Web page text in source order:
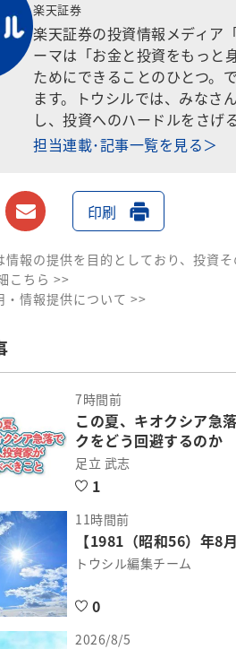
楽天証券
楽天証券の投資情報メディア
ーマは「お金と投資をもっと
ためにできることのひとつ。
ます。トウシルでは、みなさ
し、投資へのハードルをさげ
担当連載･記事一覧を見る＞
twitter メールで送る
印刷
情報の提供を目的としており、投資
こちら >>
情報提供について >>
7時間前
この夏、キオクシア急
クをどう回避するのか
足立 武志
1
11時間前
【1981（昭和56）年8
トウシル編集チーム
0
2026/8/5